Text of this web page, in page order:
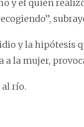
y el quién
y la hipótesis
a la mujer,
río.